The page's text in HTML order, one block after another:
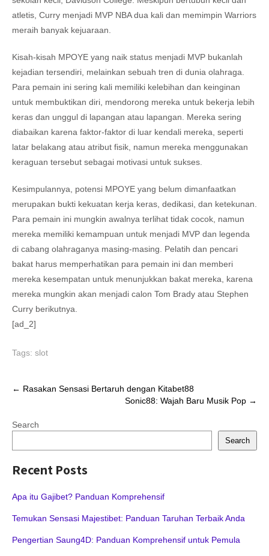
atletis, Curry menjadi MVP NBA dua kali dan memimpin Warriors
meraih banyak kejuaraan.
Kisah-kisah MPOYE yang naik status menjadi MVP bukanlah
kejadian tersendiri, melainkan sebuah tren di dunia olahraga.
Para pemain ini sering kali memiliki kelebihan dan keinginan
untuk membuktikan diri, mendorong mereka untuk bekerja lebih
keras dan unggul di lapangan atau lapangan. Mereka sering
diabaikan karena faktor-faktor di luar kendali mereka, seperti
latar belakang atau atribut fisik, namun mereka menggunakan
keraguan tersebut sebagai motivasi untuk sukses.
Kesimpulannya, potensi MPOYE yang belum dimanfaatkan
merupakan bukti kekuatan kerja keras, dedikasi, dan ketekunan.
Para pemain ini mungkin awalnya terlihat tidak cocok, namun
mereka memiliki kemampuan untuk menjadi MVP dan legenda
di cabang olahraganya masing-masing. Pelatih dan pencari
bakat harus memperhatikan para pemain ini dan memberi
mereka kesempatan untuk menunjukkan bakat mereka, karena
mereka mungkin akan menjadi calon Tom Brady atau Stephen
Curry berikutnya.
[ad_2]
Tags: slot
Post
← Rasakan Sensasi Bertaruh dengan Kitabet88
Sonic88: Wajah Baru Musik Pop →
Search
Search
Recent Posts
Apa itu Gajibet? Panduan Komprehensif
Temukan Sensasi Majestibet: Panduan Taruhan Terbaik Anda
Pengertian Saung4D: Panduan Komprehensif untuk Pemula